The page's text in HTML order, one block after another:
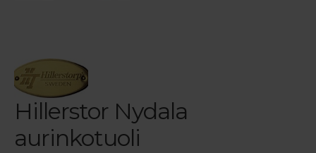
Hillerstor Nydala
aurinkotuoli